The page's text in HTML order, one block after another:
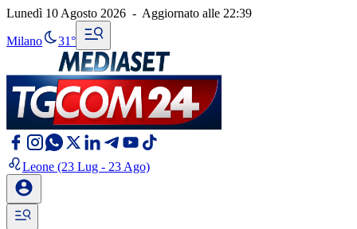
Lunedì 10 Agosto 2026 - Aggiornato alle 22:39
Milano 31°
Leone (23 Lug - 23 Ago)